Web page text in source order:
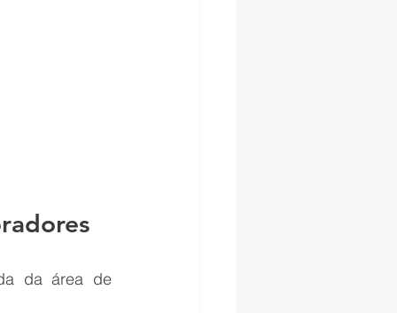
da área de